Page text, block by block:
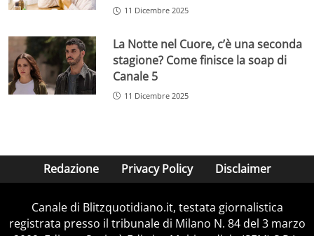
11 Dicembre 2025
La Notte nel Cuore, c’è una seconda
stagione? Come finisce la soap di
Canale 5
11 Dicembre 2025
Redazione Privacy Policy Disclaimer
Canale di Blitzquotidiano.it, testata giornalistica
registrata presso il tribunale di Milano N. 84 del 3 marzo